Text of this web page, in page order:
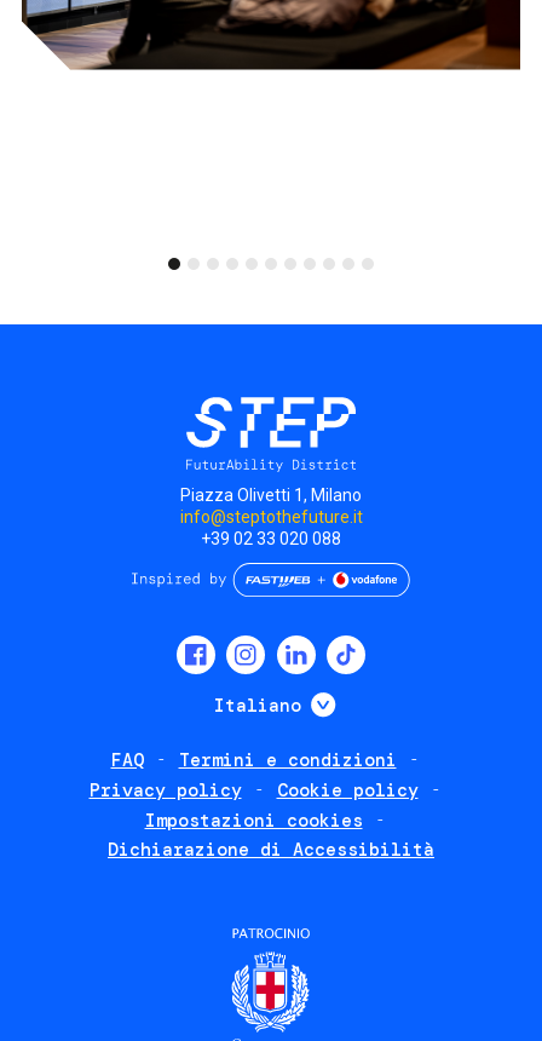
Piazza Olivetti 1, Milano
info@steptothefuture.it
+39 02 33 020 088
Italiano Mostra ulteriori
FAQ
Termini e condizioni
Privacy policy
Cookie policy
Impostazioni cookies
Dichiarazione di Accessibilità